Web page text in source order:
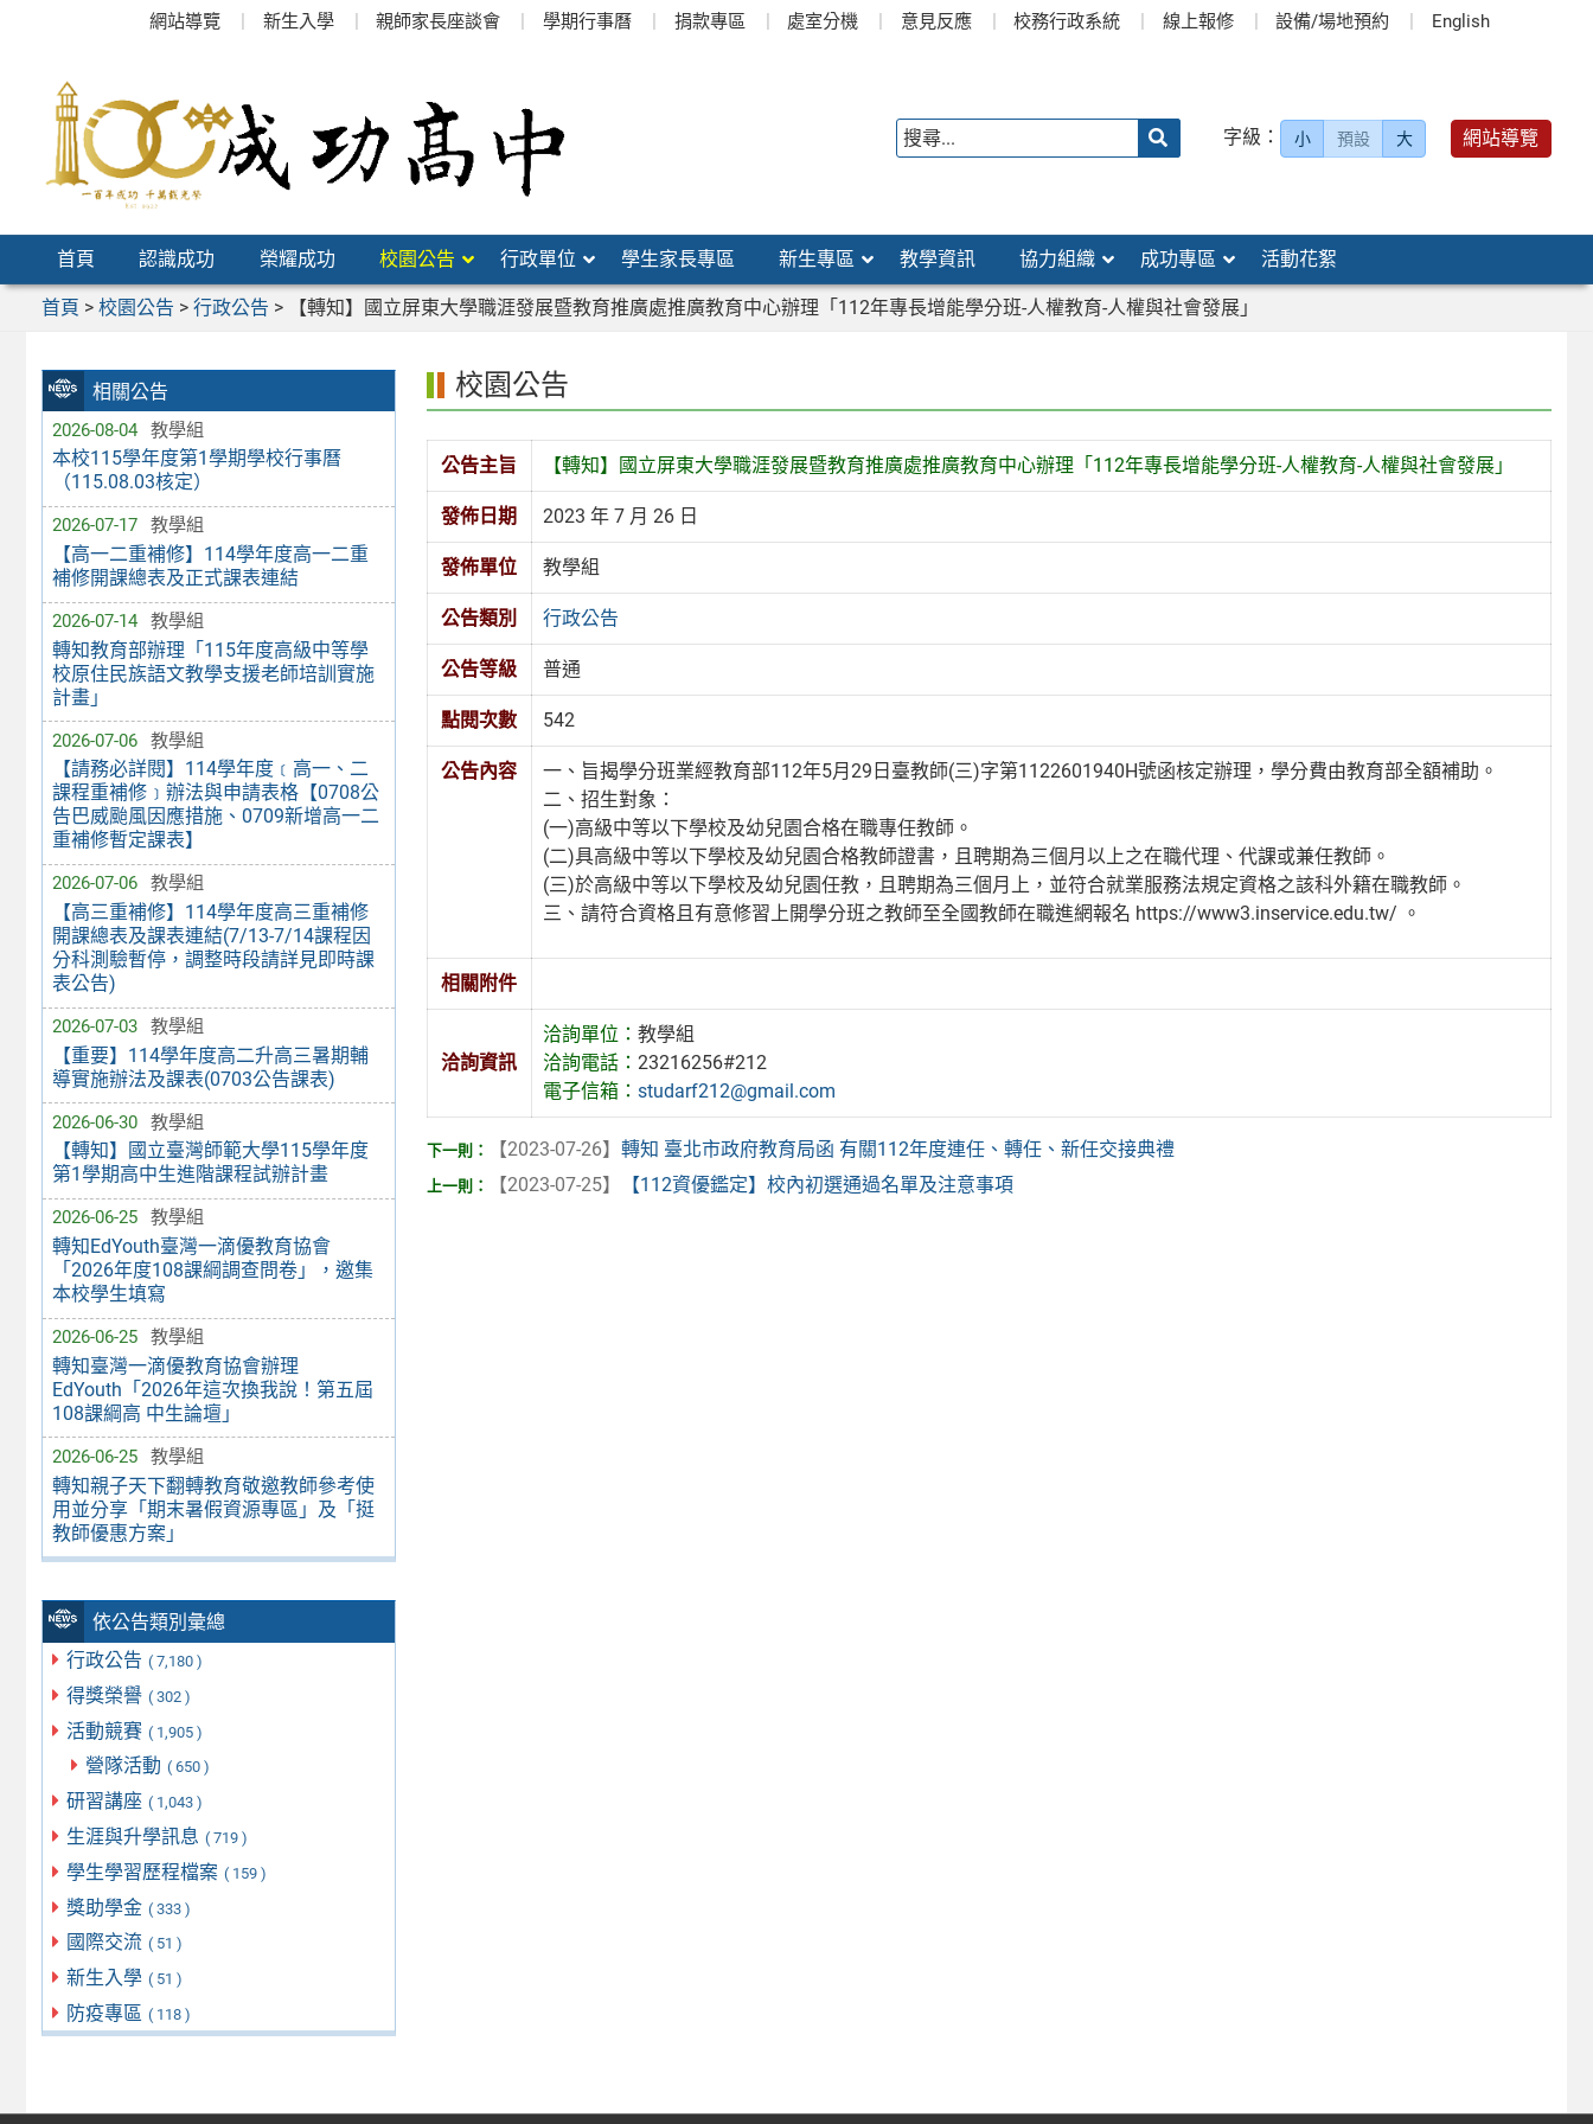
網站導覽 新生入學 親師家長座談會 學期行事曆 捐款專區 處室分機 意見反應 校務行政系統 線上報修 設備/場地預約 English
字級： 小 預設 大 網站導覽
首頁 認識成功 榮耀成功 校園公告 行政單位 學生家長專區 新生專區 教學資訊 協力組織 成功專區 活動花絮
首頁 > 校園公告 > 行政公告 > 【轉知】國立屏東大學職涯發展暨教育推廣處推廣教育中心辦理「112年專長增能學分班-人權教育-人權與社會發展」
相關公告
2026-08-04 教學組
本校115學年度第1學期學校行事曆
（115.08.03核定）
2026-07-17 教學組
【高一二重補修】114學年度高一二重
補修開課總表及正式課表連結
2026-07-14 教學組
轉知教育部辦理「115年度高級中等學
校原住民族語文教學支援老師培訓實施
計畫」
2026-07-06 教學組
【請務必詳閱】114學年度﹝高一、二
課程重補修﹞辦法與申請表格【0708公
告巴威颱風因應措施、0709新增高一二
重補修暫定課表】
2026-07-06 教學組
【高三重補修】114學年度高三重補修
開課總表及課表連結(7/13-7/14課程因
分科測驗暫停，調整時段請詳見即時課
表公告)
2026-07-03 教學組
【重要】114學年度高二升高三暑期輔
導實施辦法及課表(0703公告課表)
2026-06-30 教學組
【轉知】國立臺灣師範大學115學年度
第1學期高中生進階課程試辦計畫
2026-06-25 教學組
轉知EdYouth臺灣一滴優教育協會
「2026年度108課綱調查問卷」，邀集
本校學生填寫
2026-06-25 教學組
轉知臺灣一滴優教育協會辦理
EdYouth「2026年這次換我說！第五屆
108課綱高 中生論壇」
2026-06-25 教學組
轉知親子天下翻轉教育敬邀教師參考使
用並分享「期末暑假資源專區」及「挺
教師優惠方案」
依公告類別彙總
行政公告 ( 7,180 )
得獎榮譽 ( 302 )
活動競賽 ( 1,905 )
營隊活動 ( 650 )
研習講座 ( 1,043 )
生涯與升學訊息 ( 719 )
學生學習歷程檔案 ( 159 )
獎助學金 ( 333 )
國際交流 ( 51 )
新生入學 ( 51 )
防疫專區 ( 118 )
校園公告
公告主旨 【轉知】國立屏東大學職涯發展暨教育推廣處推廣教育中心辦理「112年專長增能學分班-人權教育-人權與社會發展」
發佈日期 2023 年 7 月 26 日
發佈單位 教學組
公告類別 行政公告
公告等級 普通
點閱次數 542
公告內容
一、旨揭學分班業經教育部112年5月29日臺教師(三)字第1122601940H號函核定辦理，學分費由教育部全額補助。
二、招生對象：
(一)高級中等以下學校及幼兒園合格在職專任教師。
(二)具高級中等以下學校及幼兒園合格教師證書，且聘期為三個月以上之在職代理、代課或兼任教師。
(三)於高級中等以下學校及幼兒園任教，且聘期為三個月上，並符合就業服務法規定資格之該科外籍在職教師。
三、請符合資格且有意修習上開學分班之教師至全國教師在職進網報名 https://www3.inservice.edu.tw/ 。
相關附件
洽詢資訊
洽詢單位：教學組
洽詢電話：23216256#212
電子信箱：studarf212@gmail.com
【2023-07-26】 轉知 臺北市政府教育局函 有關112年度連任、轉任、新任交接典禮
【2023-07-25】
【112資優鑑定】校內初選通過名單及注意事項